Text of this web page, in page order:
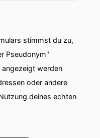
stimmst du zu,
Pseudonym"
werden
oder andere
deines echten